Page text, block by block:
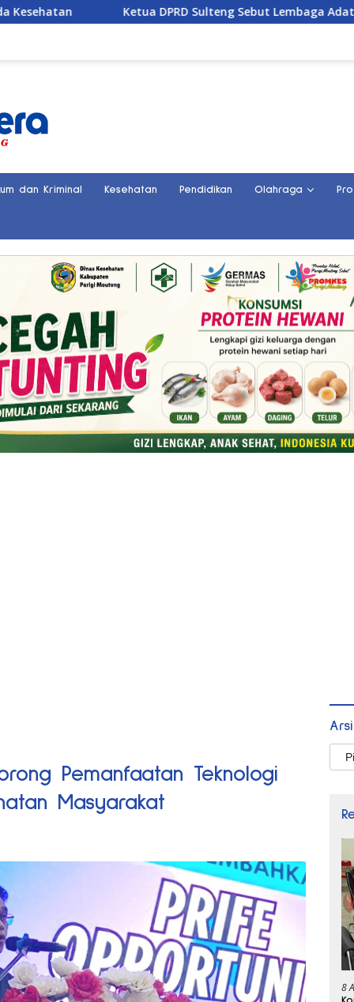
DPRD Sulteng Sebut Lembaga Adat Kunci Persatuan dan
dan Kriminal Kesehatan Pendidikan Olahraga
Pemanfaatan Teknologi
Masyarakat
Arsip
8